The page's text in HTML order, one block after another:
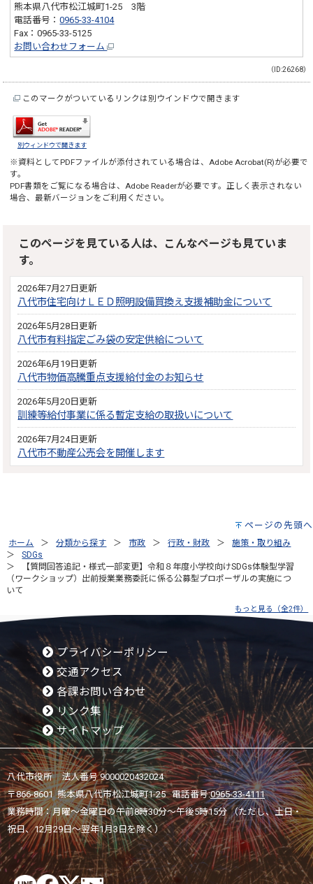
熊本県八代市松江城町1-25 3階
電話番号：0965-33-4104
Fax：0965-33-5125
お問い合わせフォーム
（ID:26268）
このマークがついているリンクは別ウインドウで開きます
別ウィンドウで開きます
※資料としてPDFファイルが添付されている場合は、Adobe Acrobat(R)が必要で
す。
PDF書類をご覧になる場合は、Adobe Readerが必要です。正しく表示されない
場合、最新バージョンをご利用ください。
このページを見ている人は、こんなページも見ていま
す。
2026年7月27日更新
八代市住宅向けＬＥＤ照明設備買換え支援補助金について
2026年5月28日更新
八代市有料指定ごみ袋の安定供給について
2026年6月19日更新
八代市物価高騰重点支援給付金のお知らせ
2026年5月20日更新
訓練等給付事業に係る暫定支給の取扱いについて
2026年7月24日更新
八代市不動産公売会を開催します
ページの先頭へ
ホーム 分類から探す 市政 行政・財政
施策・取り組み
SDGs
【質問回答追記・様式一部変更】令和８年度小学校向けSDGs体験型学習
（ワークショップ）出前授業業務委託に係る公募型プロポーザルの実施につ
いて
もっと見る（全2件）
プライバシーポリシー
交通アクセス
各課お問い合わせ
リンク集
サイトマップ
八代市役所 法人番号 9000020432024
〒866-8601 熊本県八代市松江城町1-25 電話番号:0965-33-4111
業務時間：月曜～金曜日の午前8時30分～午後5時15分 （ただし、土日・
祝日、12月29日～翌年1月3日を除く）